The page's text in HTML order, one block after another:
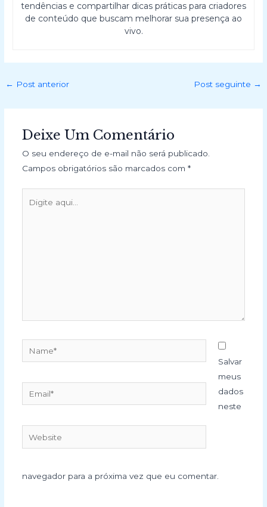
tendências e compartilhar dicas práticas para criadores
de conteúdo que buscam melhorar sua presença ao
vivo.
← Post anterior Post seguinte →
Deixe Um Comentário
O seu endereço de e-mail não será publicado.
Campos obrigatórios são marcados com *
aqui...
Website
Salvar
meus
dados
neste
navegador para a próxima vez que eu comentar.